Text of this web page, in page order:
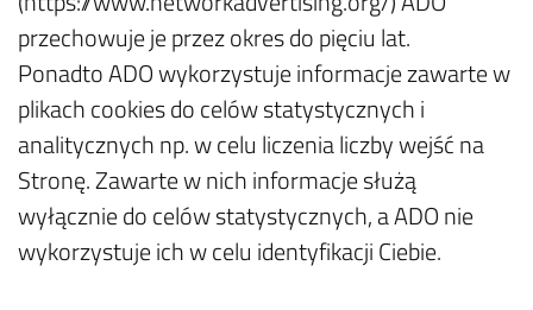
przechowuje je przez okres do pięciu lat.
Ponadto ADO wykorzystuje informacje zawarte w
plikach cookies do celów statystycznych i
analitycznych np. w celu liczenia liczby wejść na
Stronę. Zawarte w nich informacje służą
wyłącznie do celów statystycznych, a ADO nie
wykorzystuje ich w celu identyfikacji Ciebie.